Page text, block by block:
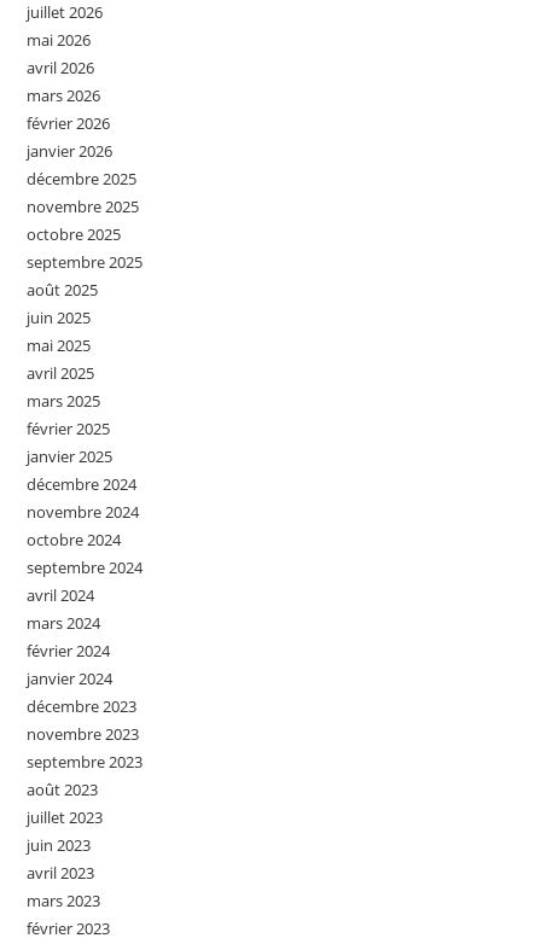
juillet 2026
mai 2026
avril 2026
mars 2026
février 2026
janvier 2026
décembre 2025
novembre 2025
octobre 2025
septembre 2025
août 2025
juin 2025
mai 2025
avril 2025
mars 2025
février 2025
janvier 2025
décembre 2024
novembre 2024
octobre 2024
septembre 2024
avril 2024
mars 2024
février 2024
janvier 2024
décembre 2023
novembre 2023
septembre 2023
août 2023
juillet 2023
juin 2023
avril 2023
mars 2023
février 2023